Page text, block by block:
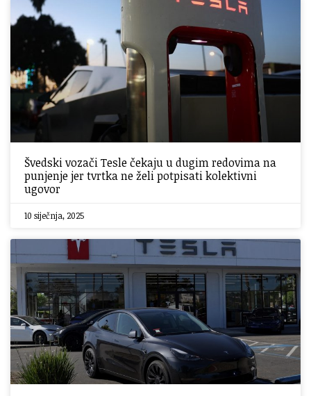
Švedski vozači Tesle čekaju u dugim redovima na
punjenje jer tvrtka ne želi potpisati kolektivni
ugovor
10 siječnja, 2025